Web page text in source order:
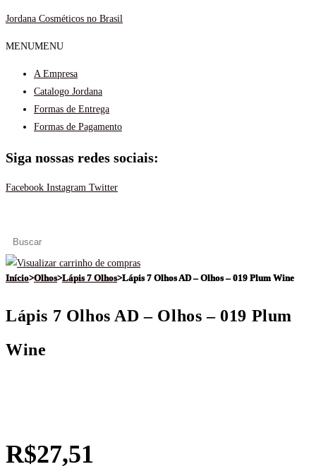
Ir
conteúdo
Jordana Cosméticos no Brasil
MENUMENU
A Empresa
Catalogo Jordana
Formas de Entrega
Formas de Pagamento
Siga nossas redes sociais:
Facebook Instagram Twitter
Início>Olhos>Lápis 7 Olhos>Lápis 7 Olhos AD – Olhos – 019 Plum Wine
Lápis 7 Olhos AD – Olhos – 019 Plum
Wine
R$27,51